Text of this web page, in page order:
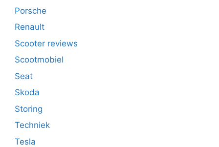
Porsche
Renault
Scooter reviews
Scootmobiel
Seat
Skoda
Storing
Techniek
Tesla